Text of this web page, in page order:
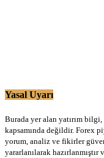
Yasal Uyarı
Burada yer alan yatırım bilgi,
kapsamında değildir. Forex
yorum, analiz ve fikirler
yararlanılarak